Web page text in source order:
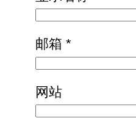
邮箱 *
网站